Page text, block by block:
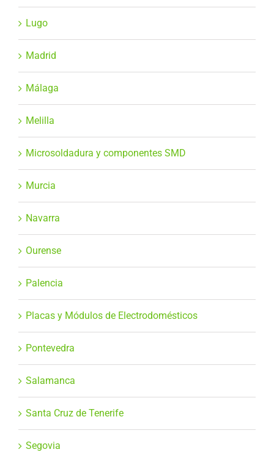
Lugo
Madrid
Málaga
Melilla
Microsoldadura y componentes SMD
Murcia
Navarra
Ourense
Palencia
Placas y Módulos de Electrodomésticos
Pontevedra
Salamanca
Santa Cruz de Tenerife
Segovia